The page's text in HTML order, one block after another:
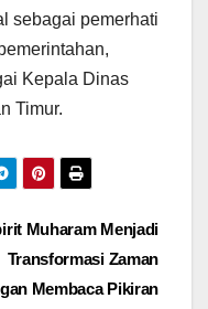
sebagai pemerhati
Kepala Dinas
Timur.
Muharam Menjadi
Transformasi Zaman
Membaca Pikiran